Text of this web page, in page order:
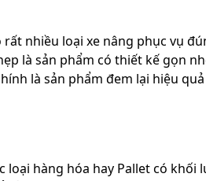
nhiều loại xe nâng phục vụ
là sản phẩm có thiết kế gọn
là sản phẩm đem lại hiệu
loại hàng hóa hay Pallet có khối